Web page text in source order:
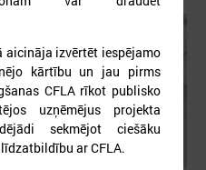
aicināja izvērtēt iespējamo
kārtību un jau pirms
CFLA rīkot publisko
uzņēmējus projekta
sekmējot ciešāku
ar CFLA.